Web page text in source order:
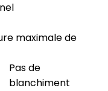
maximale de
Pas de
blanchiment